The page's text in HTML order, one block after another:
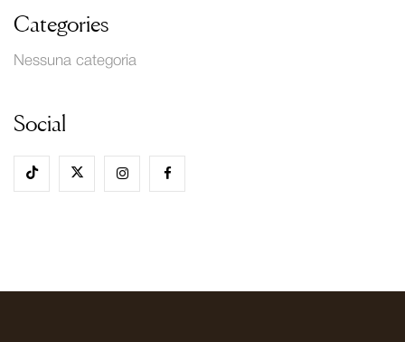
Categories
Nessuna categoria
Social